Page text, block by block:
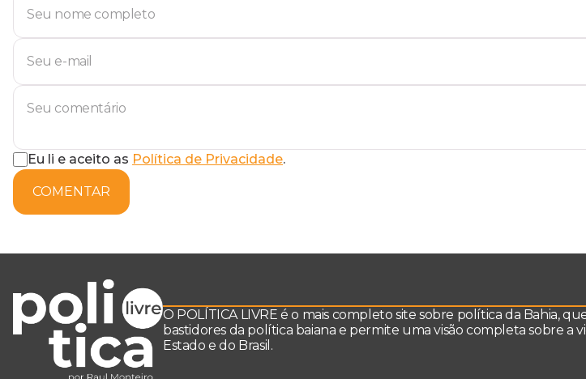
Eu li e aceito as Política de Privacidade.
COMENTAR
O POLÍTICA LIVRE é o mais completo site sobre política da Bahia,
bastidores da política baiana e permite uma visão completa sobre a
Estado e do Brasil.